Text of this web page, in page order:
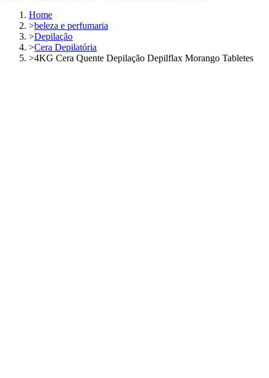
Home
>beleza e perfumaria
>Depilação
>Cera Depilatória
>4KG Cera Quente Depilação Depilflax Morango Tabletes